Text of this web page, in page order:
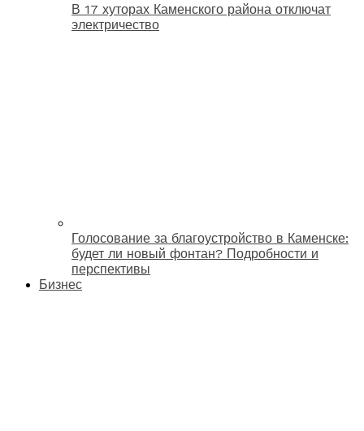
В 17 хуторах Каменского района отключат
электричество
Голосование за благоустройство в Каменске:
будет ли новый фонтан? Подробности и
перспективы
Бизнес